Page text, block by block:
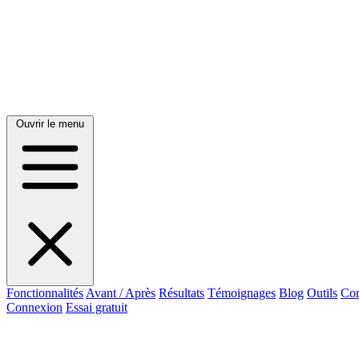
Ouvrir le menu
Fonctionnalités Avant / Après Résultats Témoignages Blog Outils
Connexion Essai gratuit